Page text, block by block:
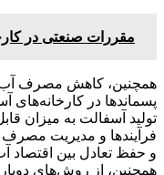
مقررات صنعتی در
همچنین، کاهش مصرف آب
پسماندها در کارخانه‌های
تولید آسفالت به میزان
فرآیندها و مدیریت
و حفظ تعادل بین
همچنین، از روش‌های